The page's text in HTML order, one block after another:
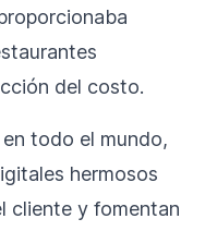
del costo.
todo el mundo,
hermosos
cliente y fomentan